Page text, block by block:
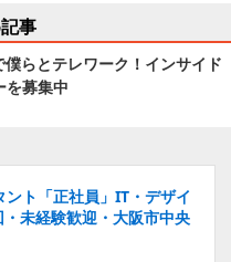
事
僕らとテレワーク！インサイド
を募集中
ト「正社員」IT・デザイ
未経験歓迎・大阪市中央